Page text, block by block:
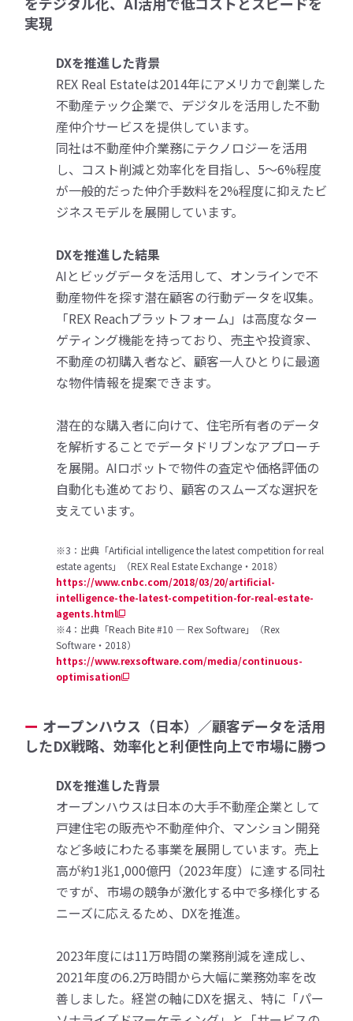
実現
DXを推進した背景
REX Real Estateは2014年にアメリカで創業した
不動産テック企業で、デジタルを活用した不動
産仲介サービスを提供しています。
同社は不動産仲介業務にテクノロジーを活用
し、コスト削減と効率化を目指し、5～6%程度
が一般的だった仲介手数料を2%程度に抑えたビ
ジネスモデルを展開しています。
DXを推進した結果
AIとビッグデータを活用して、オンラインで不
動産物件を探す潜在顧客の行動データを収集。
「REX Reachプラットフォーム」は高度なター
ゲティング機能を持っており、売主や投資家、
不動産の初購入者など、顧客一人ひとりに最適
な物件情報を提案できます。
潜在的な購入者に向けて、住宅所有者のデータ
を解析することでデータドリブンなアプローチ
を展開。AIロボットで物件の査定や価格評価の
自動化も進めており、顧客のスムーズな選択を
支えています。
※3：出典「Artificial intelligence the latest competition for real
estate agents」（REX Real Estate Exchange・2018）
https://www.cnbc.com/2018/03/20/artificial-
intelligence-the-latest-competition-for-real-estate-
agents.html
※4：出典「Reach Bite #10 — Rex Software」（Rex
Software・2018）
https://www.rexsoftware.com/media/continuous-
optimisation
オープンハウス（日本）／顧客データを活用
したDX戦略、効率化と利便性向上で市場に勝つ
DXを推進した背景
オープンハウスは日本の大手不動産企業として
戸建住宅の販売や不動産仲介、マンション開発
など多岐にわたる事業を展開しています。売上
高が約1兆1,000億円（2023年度）に達する同社
ですが、市場の競争が激化する中で多様化する
ニーズに応えるため、DXを推進。
2023年度には11万時間の業務削減を達成し、
2021年度の6.2万時間から大幅に業務効率を改
善しました。経営の軸にDXを据え、特に「パー